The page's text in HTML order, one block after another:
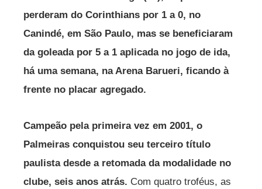
perderam do Corinthians por 1 a 0, no
Canindé, em São Paulo, mas se beneficiaram
da goleada por 5 a 1 aplicada no jogo de ida,
há uma semana, na Arena Barueri, ficando à
frente no placar agregado.
Campeão pela primeira vez em 2001, o
Palmeiras conquistou seu terceiro título
paulista desde a retomada da modalidade no
clube, seis anos atrás. Com quatro troféus, as